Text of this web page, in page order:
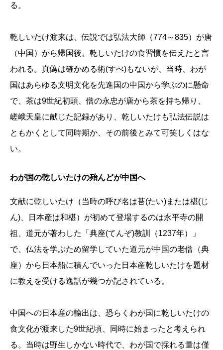
る。
乾しいたけ渡来は、伝説では弘法大師（774～835）が唐
（中国）から帰国後、乾しいたけの食習慣を伝えたと言
われる。真偽は確かめる術(すべ)もないが、当時、わが
国はあらゆる文明文化を先進国の中国から学ぶのに懸命
で、茶は9世紀初頭、僧の永忠が唐から茶を持ち帰り、
嵯峨天皇に献じた記録があり、乾しいたけも弘法伝説は
ともかくとして同時期か、その前後とみて可笑しくはな
い。
わが国の乾しいたけの殆んどが中国へ
文献に乾しいたけ（当時の呼び名は苔(たい)または椹(じ
ん)、日本産は和椹）が初めて登場するのは永平寺の開
祖、道元が著わした「典座(てんぞ)教訓（1237年）」
で、仏法を学ぶため留学していた道元が中国の老僧（典
座）から日本船に積んでいった日本産乾しいたけを題材
に教えを受ける逸話が幾つか記されている。
中国への日本産の輸出は、恐らくわが国に乾しいたけの
食文化が渡来した9世紀頃、同時に始まったと考えられ
る。当時は野生しかない時代で、わが国で採れる量は僅